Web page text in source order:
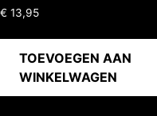
€ 13,95
TOEVOEGEN AAN
WINKELWAGEN